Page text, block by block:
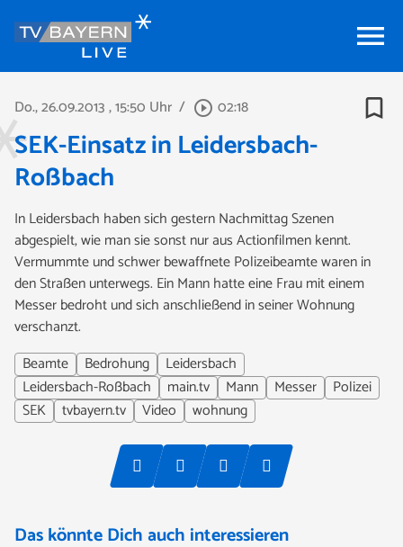
menu
Do., 26.09.2013, 15:50 Uhr / play_circle_outline 02:18 bookmark_border
SEK-Einsatz in Leidersbach-
Roßbach
In Leidersbach haben sich gestern Nachmittag Szenen
abgespielt, wie man sie sonst nur aus Actionfilmen kennt.
Vermummte und schwer bewaffnete Polizeibeamte waren in
den Straßen unterwegs. Ein Mann hatte eine Frau mit einem
Messer bedroht und sich anschließend in seiner Wohnung
verschanzt.
Beamte
Bedrohung
Leidersbach
Leidersbach-Roßbach
main.tv Mann Messer
Polizei
SEK
tvbayern.tv Video wohnung
Das könnte Dich auch interessieren